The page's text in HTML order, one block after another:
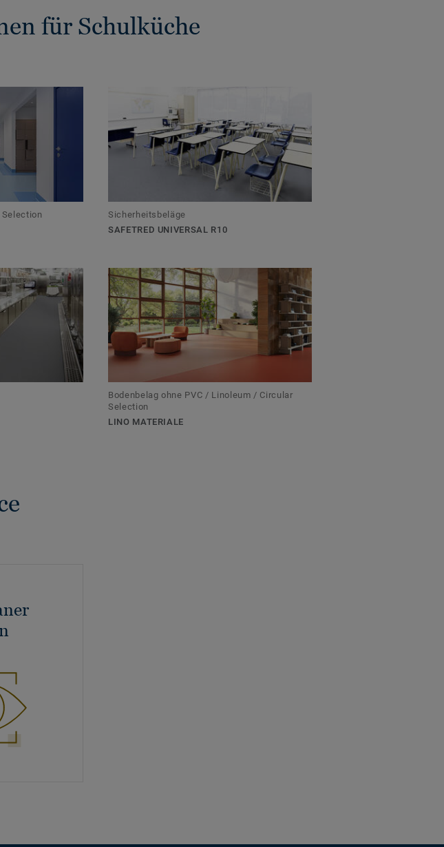
für Schulküche
Sicherheitsbeläge
SAFETRED UNIVERSAL R10
Bodenbelag ohne PVC / Linoleum / Circular
Selection
LINO MATERIALE